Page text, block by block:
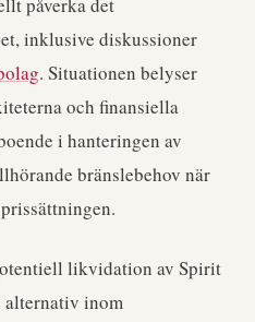
inklusive diskussioner
. Situationen belyser
och finansiella
i hanteringen av
bränslebehov när
likvidation av Spirit
alternativ inom